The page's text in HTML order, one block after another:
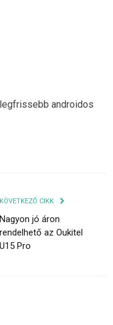
androidos
KÖVETKEZŐ CIKK
Nagyon jó áron
rendelhető az Oukitel
U15 Pro